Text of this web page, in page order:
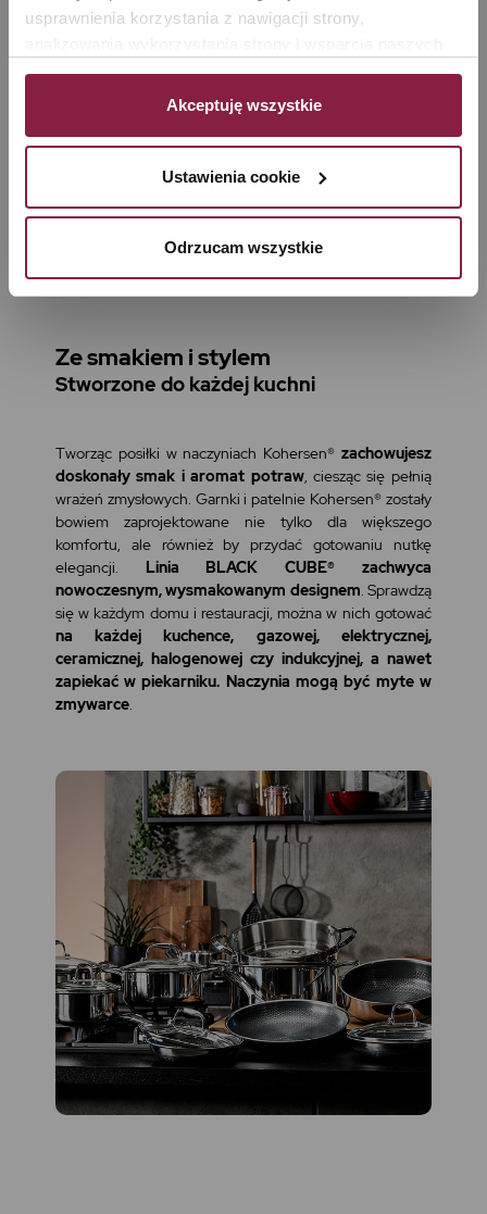
usprawnienia korzystania z nawigacji strony,
działań marketingowych. Możesz też zarządzać nimi
samodzielnie poprzez wybranie opcji „Ustawienia
prywatności. W związku z korzystaniem z cookies w
celu personalizacji reklam i dokonywania pomiarów
Akceptuję wszystkie
Ustawienia cookie
Odrzucam wszystkie
Ze smakiem i stylem
Stworzone do każdej kuchni
Tworząc posiłki w naczyniach Kohersen® zachowujesz
doskonały smak i aromat potraw, ciesząc się pełnią
wrażeń zmysłowych. Garnki i patelnie Kohersen® zostały
bowiem zaprojektowane nie tylko dla większego
komfortu, ale również by przydać gotowaniu nutkę
elegancji. Linia BLACK CUBE® zachwyca
nowoczesnym, wysmakowanym designem. Sprawdzą
się w każdym domu i restauracji, można w nich gotować
na każdej kuchence, gazowej, elektrycznej,
ceramicznej, halogenowej czy indukcyjnej, a nawet
zapiekać w piekarniku. Naczynia mogą być myte w
zmywarce.